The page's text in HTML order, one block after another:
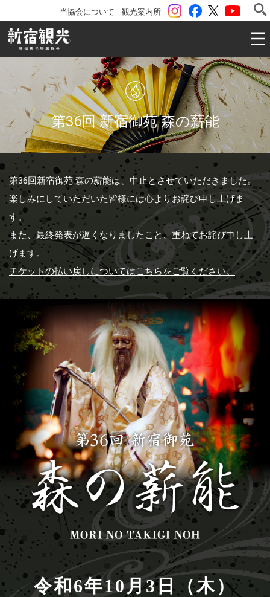
ツイッター
Facebook
instagram
観光案内所
当協会について
一般社団法人 新宿観光振興協会 Shinjuku
第36回 新宿御苑 森の薪能
第36回新宿御苑 森の薪能は、中止とさせていただきました。
楽しみにしていただいた皆様には心よりお詫び申し上げま
す。
また、最終発表が遅くなりましたこと、重ねてお詫び申し上
げます。
チケットの払い戻しについてはこちらをご覧ください。
令和6年10月3日（木）